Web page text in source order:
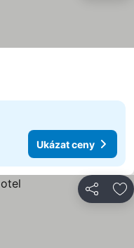
Ukázat ceny
Sdílet